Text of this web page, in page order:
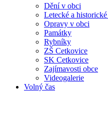
Dění v obci
Letecké a
Opravy v obci
Památky
Rybníky
ZŠ Cetkovice
SK Cetkovice
Zajímavosti obce
Videogalerie
Volný čas